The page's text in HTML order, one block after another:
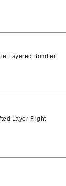
Layered Bomber
Layer Flight